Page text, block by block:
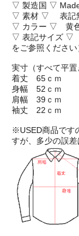
▽ 製造国 ▽
▽ 素材 ▽ 表記無
▽ カラー ▽ 黄
▽ 表記サイズ ▽
をご参照くださ
実寸（すべて平置
着丈 65ｃｍ
身幅 52ｃｍ
肩幅 39ｃｍ
袖丈 22ｃｍ
※USED商品です
すが、多少の誤差